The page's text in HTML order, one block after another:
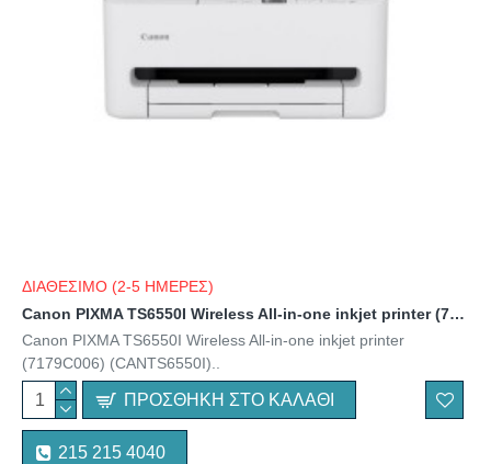
ΔΙΑΘΕΣΙΜΟ (2-5 ΗΜΕΡΕΣ)
Canon PIXMA TS6550I Wireless All-in-one inkjet printer (7179C006) (CANTS6550I)
Canon PIXMA TS6550I Wireless All-in-one inkjet printer
(7179C006) (CANTS6550I)..
ΠΡΟΣΘΉΚΗ ΣΤΟ ΚΑΛΆΘΙ
215 215 4040